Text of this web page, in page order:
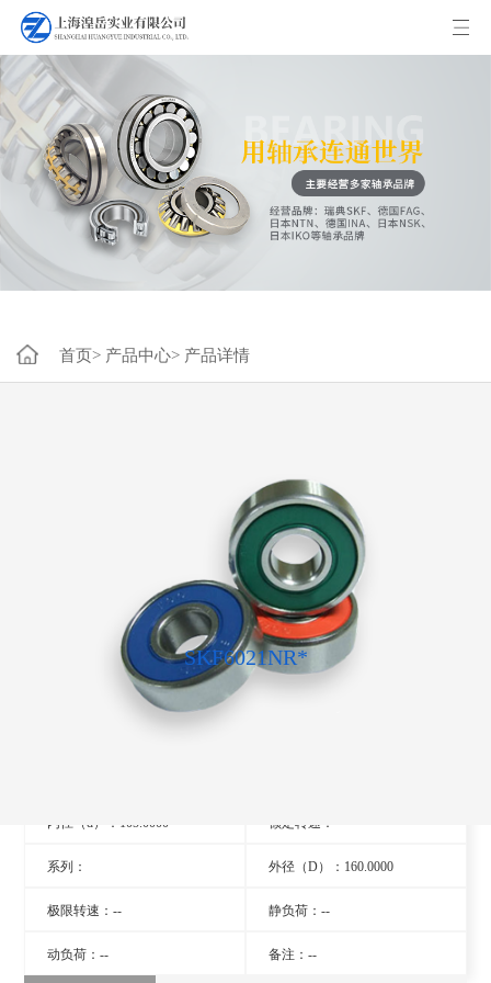
首页> 产品中心> 产品详情
SKF6021NR*
内径（d）：105.0000 额定转速：- -
系列： 外径（D）：160.0000
极限转速：-- 静负荷：--
动负荷：-- 备注：--